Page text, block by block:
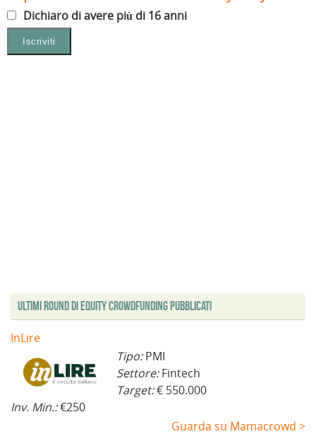
Dichiaro di avere più di 16 anni
Ultimi Round di Equity Crowdfunding Pubblicati
InLire
Tipo:PMI
Settore:Fintech
Target:€ 550.000
Inv. Min.:€250
Guarda su Mamacrowd >